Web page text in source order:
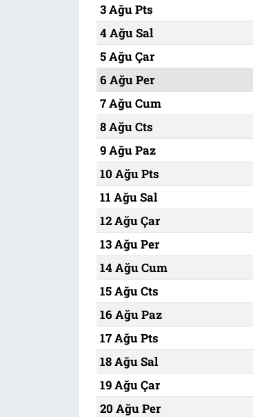
3 Ağu Pts
4 Ağu Sal
5 Ağu Çar
6 Ağu Per
7 Ağu Cum
8 Ağu Cts
9 Ağu Paz
10 Ağu Pts
11 Ağu Sal
12 Ağu Çar
13 Ağu Per
14 Ağu Cum
15 Ağu Cts
16 Ağu Paz
17 Ağu Pts
18 Ağu Sal
19 Ağu Çar
20 Ağu Per